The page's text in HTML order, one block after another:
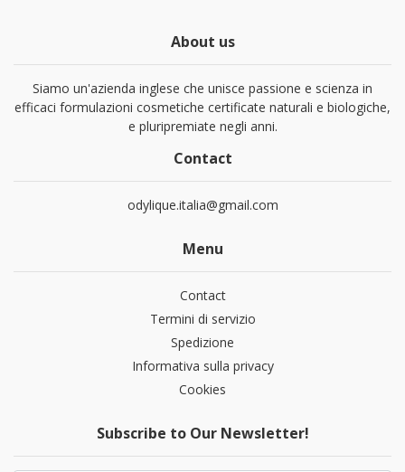
About us
Siamo un'azienda inglese che unisce passione e scienza in
efficaci formulazioni cosmetiche certificate naturali e biologiche,
e pluripremiate negli anni.
Contact
odylique.italia@gmail.com
Menu
Contact
Termini di servizio
Spedizione
Informativa sulla privacy
Cookies
Subscribe to Our Newsletter!